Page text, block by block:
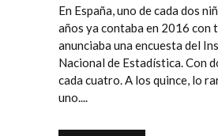
En España, uno de cada dos
años ya contaba en 2016 con
anunciaba una encuesta del
Nacional de Estadística. Con
cada cuatro. A los quince, lo
uno....